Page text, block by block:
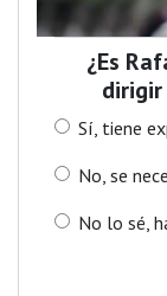
¿Es
dirigir
Sí, tiene
No, se
No lo sé,